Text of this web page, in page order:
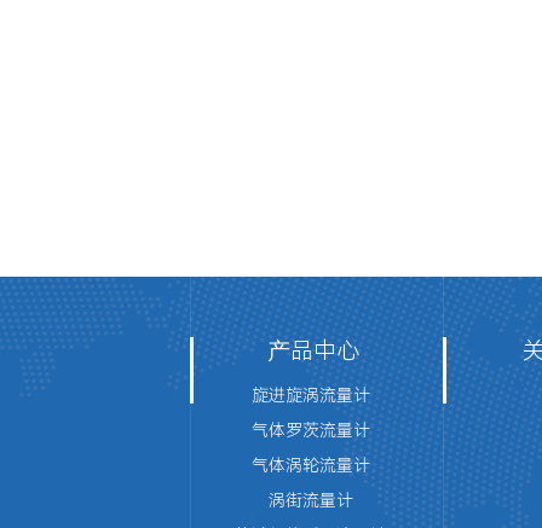
产品中心
旋进旋涡流量计
气体罗茨流量计
气体涡轮流量计
涡街流量计